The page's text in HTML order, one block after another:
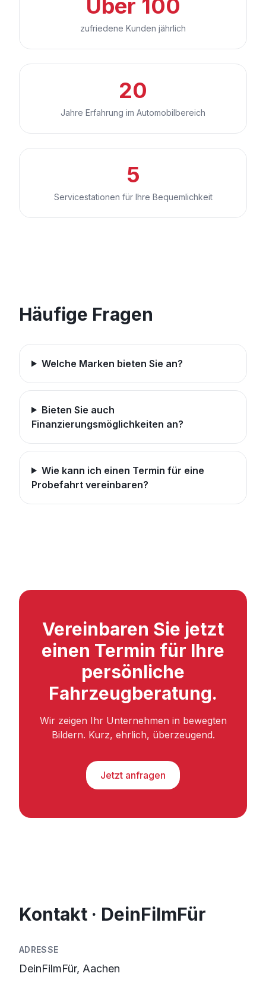
Über 100
zufriedene Kunden jährlich
20
Jahre Erfahrung im Automobilbereich
5
Servicestationen für Ihre Bequemlichkeit
Häufige Fragen
Welche Marken bieten Sie an?
Bieten Sie auch
Finanzierungsmöglichkeiten an?
Wie kann ich einen Termin für eine
Probefahrt vereinbaren?
Vereinbaren Sie jetzt
einen Termin für Ihre
persönliche
Fahrzeugberatung.
Wir zeigen Ihr Unternehmen in bewegten
Bildern. Kurz, ehrlich, überzeugend.
Jetzt anfragen
Kontakt · DeinFilmFür
ADRESSE
DeinFilmFür, Aachen